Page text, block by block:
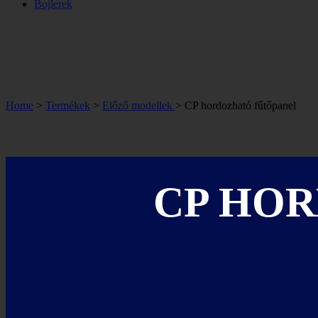
Bojlerek
Home > Termékek > Előző modellek > CP hordozható fűtőpanel
CP